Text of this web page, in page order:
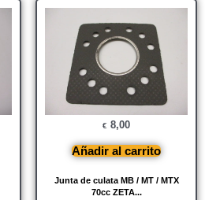
Junta de culata MB / MT / MTX
70cc ZETA...
€ 8,00
Añadir al carrito